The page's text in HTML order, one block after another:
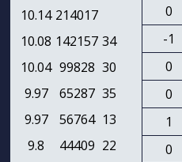
10.14 214017
10.08 142157 34
10.04 99828 30
9.97
65287 35
9.97
56764 13
9.8
44409 22
0
-1
0
0
1
0